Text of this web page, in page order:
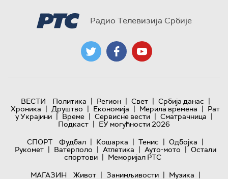
Радио Телевизија Србије
ВЕСТИ Политика | Регион | Свет | Србија данас |
Хроника | Друштво | Економија | Мерила времена | Рат
у Украјини | Време | Сервисне вести | Сматрачница |
Подкаст | ЕУ могућности 2026
СПОРТ
Фудбал | Кошарка | Тенис | Одбојка |
Рукомет | Ватерполо | Атлетика | Ауто-мото | Остали
спортови | Меморијал РТС
МАГАЗИН
Живот | Занимљивости | Музика |